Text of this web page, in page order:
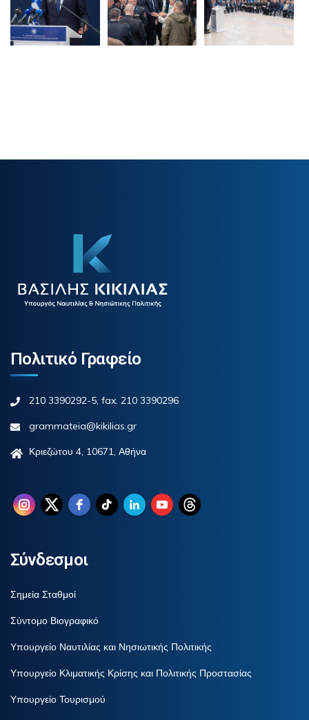
Πολιτικό Γραφείο
210 3390292-5, fax. 210 3390296
grammateia@kikilias.gr
Κριεζώτου 4, 10671, Αθήνα
Σύνδεσμοι
Σημεία Σταθμοί
Σύντομο Βιογραφικό
Υπουργείο Ναυτιλίας και Νησιωτικής Πολιτικής
Υπουργείο Κλιματικής Κρίσης και Πολιτικής Προστασίας
Υπουργείο Τουρισμού